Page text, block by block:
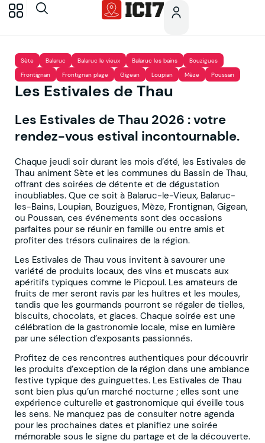
Sète Balaruc Balaruc le vieux Balaruc les bains
Bouzigues
Frontignan
Frontignan plage Gigean Loupian Mèze Poussan
Les Estivales de Thau
Les Estivales de Thau 2026 : votre
rendez-vous estival incontournable.
Chaque jeudi soir durant les mois d’été, les Estivales de
Thau animent Sète et les communes du Bassin de Thau,
offrant des soirées de détente et de dégustation
inoubliables. Que ce soit à Balaruc-le-Vieux, Balaruc-
les-Bains, Loupian, Bouzigues, Mèze, Frontignan, Gigean,
ou Poussan, ces événements sont des occasions
parfaites pour se réunir en famille ou entre amis et
profiter des trésors culinaires de la région.
Les Estivales de Thau vous invitent à savourer une
variété de produits locaux, des vins et muscats aux
apéritifs typiques comme le Picpoul. Les amateurs de
fruits de mer seront ravis par les huîtres et les moules,
tandis que les gourmands pourront se régaler de tielles,
biscuits, chocolats, et glaces. Chaque soirée est une
célébration de la gastronomie locale, mise en lumière
par une sélection d’exposants passionnés.
Profitez de ces rencontres authentiques pour découvrir
les produits d’exception de la région dans une ambiance
festive typique des guinguettes. Les Estivales de Thau
sont bien plus qu’un marché nocturne ; elles sont une
expérience culturelle et gastronomique qui éveille tous
les sens. Ne manquez pas de consulter notre agenda
pour les prochaines dates et planifiez une soirée
mémorable sous le signe du partage et de la découverte.